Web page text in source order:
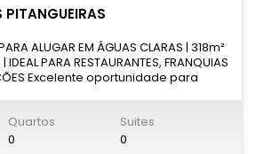
ALUGAR EM ÁGUAS CLARAS | 318m²
IDEAL PARA RESTAURANTES, FRANQUIAS
Excelente oportunidade para
na Rua Pitangueiras, em
cercada por operações
Quartos
0
Suites
0